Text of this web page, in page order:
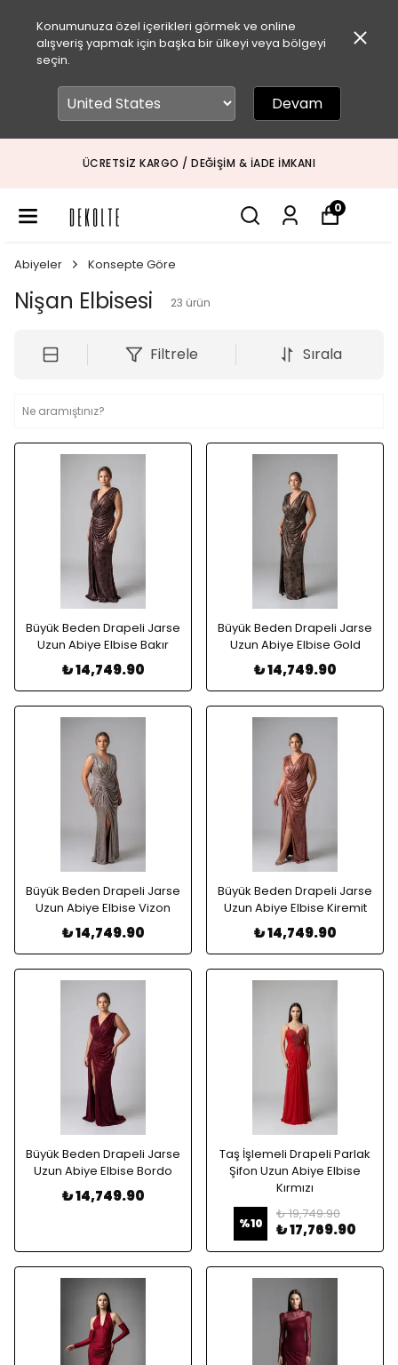
Konumunuza özel içerikleri görmek ve online
alışveriş yapmak için başka bir ülkeyi veya bölgeyi
seçin.
Devam
ÜCRETSIZ KARGO / DEĞIŞIM & İADE İMKANI
0
Abiyeler Konsepte Göre
Nişan Elbisesi 23 ürün
Filtrele Sırala
Büyük Beden Drapeli Jarse
Uzun Abiye Elbise Bakır
₺ 14,749.90
Büyük Beden Drapeli Jarse
Uzun Abiye Elbise Gold
₺ 14,749.90
Büyük Beden Drapeli Jarse
Uzun Abiye Elbise Vizon
₺ 14,749.90
Büyük Beden Drapeli Jarse
Uzun Abiye Elbise Kiremit
₺ 14,749.90
Büyük Beden Drapeli Jarse
Uzun Abiye Elbise Bordo
₺ 14,749.90
Taş İşlemeli Drapeli Parlak
Şifon Uzun Abiye Elbise
Kırmızı
%10
₺ 19,749.90
₺ 17,769.90